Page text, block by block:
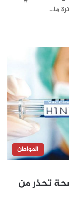
ما…
المواطن
تحذر من